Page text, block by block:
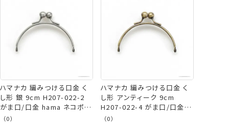
ハマナカ 編みつける口金 く
し形 銀 9cm H207-022-2
がま口/口金 hama ネコポス
可
（0）
ハマナカ 編みつける口金 く
し形 アンティーク 9cm
H207-022-4 がま口/口金
（0）